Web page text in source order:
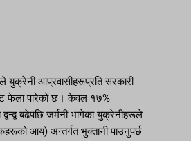
युक्रेनी आप्रवासीहरूप्रति सरकारी
फेला पारेको छ। केवल १७%
बढेपछि जर्मनी भागेका युक्रेनीहरूले
आय) अन्तर्गत भुक्तानी पाउनुपर्छ